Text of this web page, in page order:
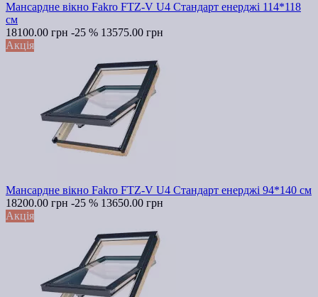
Мансардне вікно Fakro FTZ-V U4 Стандарт енерджі 114*118
см
18100.00 грн -25 % 13575.00 грн
Акція
Мансардне вікно Fakro FTZ-V U4 Стандарт енерджі 94*140 см
18200.00 грн -25 % 13650.00 грн
Акція